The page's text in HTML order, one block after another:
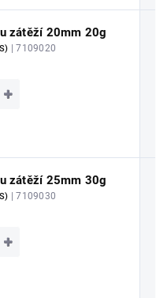
zátěží 20mm 20g
| 7109020
+
zátěží 25mm 30g
| 7109030
+